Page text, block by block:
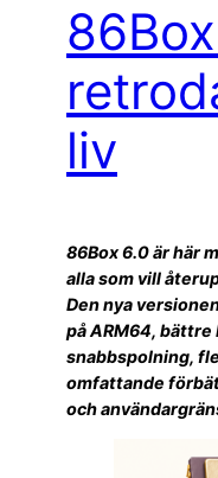
liv
86Box 6.0 är här
alla som vill
Den nya
på ARM64,
snabbspolning,
omfattande
och